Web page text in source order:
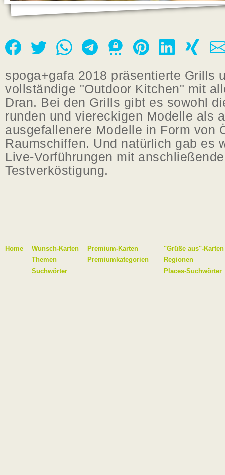
spoga+gafa 2018 präsentierte Grills
vollständige "Outdoor Kitchen" mit
Dran. Bei den Grills gibt es sowohl
runden und viereckigen Modelle als
ausgefallenere Modelle in Form von
Raumschiffen. Und natürlich gab es
Live-Vorführungen mit
Testverköstigung.
Home
Wunsch-Karten
Themen
Suchwörter
Premium-Karten
Premiumkategorien
"Grüße aus"-Karten
Regionen
Places-Suchwörter